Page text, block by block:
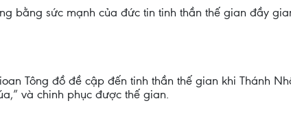
bằng sức mạnh của đức tin tinh thần thế gian đầy
Tông đồ đề cập đến tinh thần thế gian khi Thánh
và chinh phục được thế gian.